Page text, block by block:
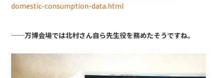
domestic-consumption-data.html
──万博会場では北村さん自ら先生役を務めたそうですね。